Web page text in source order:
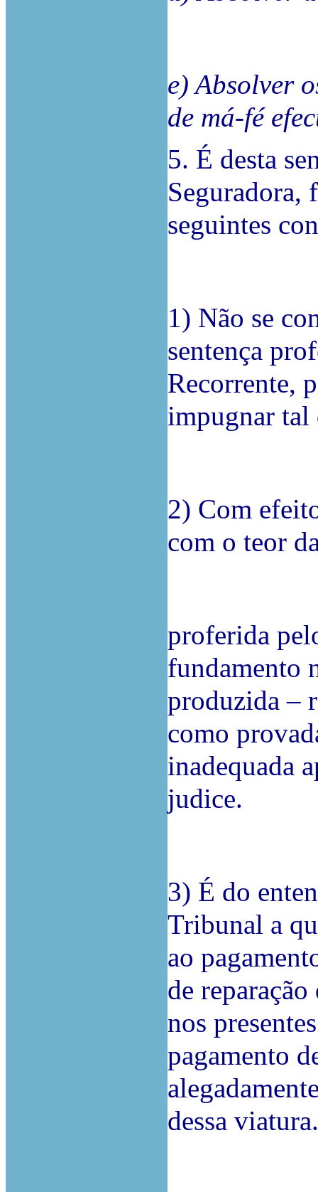
e) Absolver
de má-fé
5. É desta
Seguradora,
seguintes
1) Não se
sentença
Recorrente,
impugnar tal
2) Com
com o teor
proferida
fundamento
produzida –
como
inadequada
judice.
3) É do
Tribunal a
ao
de
nos
pagamento
dessa viatura.